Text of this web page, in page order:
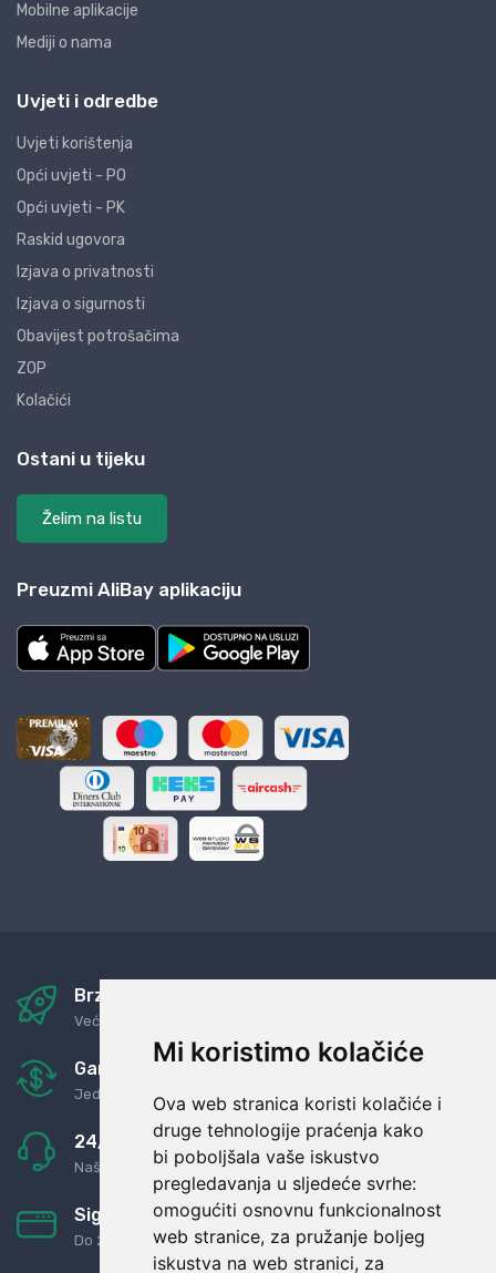
Mi koristimo kolačiće
Ova web stranica koristi kolačiće i
druge tehnologije praćenja kako
bi poboljšala vaše iskustvo
pregledavanja u sljedeće svrhe:
omogućiti osnovnu funkcionalnost
web stranice, za pružanje boljeg
iskustva na web stranici, za
Mobilne aplikacije
Mediji o nama
Uvjeti i odredbe
Uvjeti korištenja
Opći uvjeti - PO
Opći uvjeti - PK
Raskid ugovora
Izjava o privatnosti
Izjava o sigurnosti
Obavijest potrošačima
ZOP
Kolačići
Ostani u tijeku
Želim na listu
Preuzmi AliBay aplikaciju
Brza i sigurna dostava
Već za nekoliko dana kod vas
Garancija u povrat novaca
Jednostavno pravilo: Roba za novac
24/7 odlična podrška
Naši agenti uvijek na raspolaganju
Sigurno obročno plaćanje
Do 24 rata bez kamata